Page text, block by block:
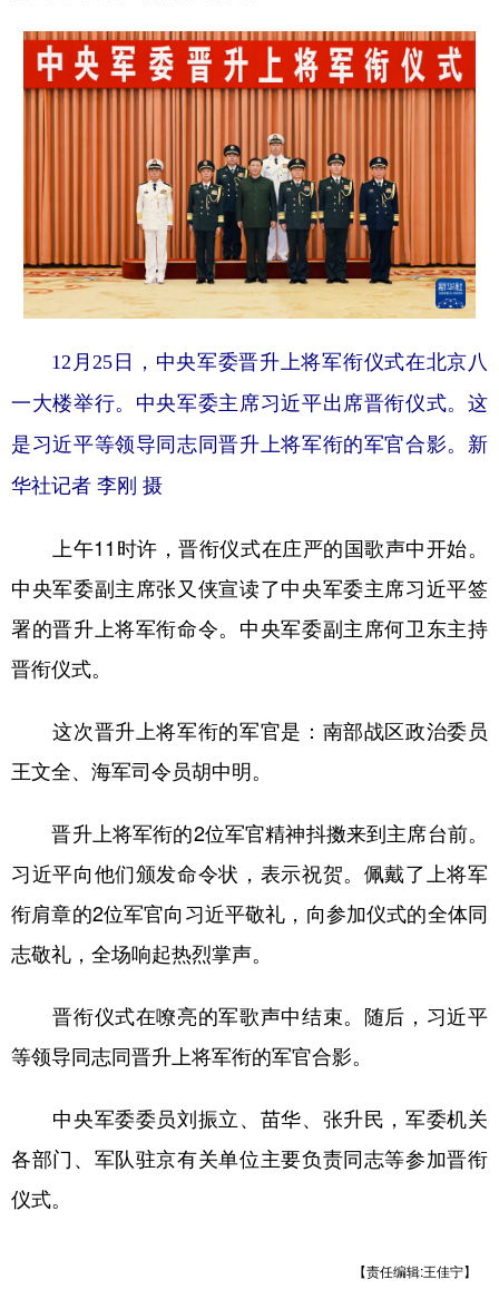
文化产业
天津 河北
吉林 上海
安徽 福建 江西
河南 湖北 湖南
广东 广西 海南 重庆
四川 贵州 云南 西藏
陕西 甘肃 青海 宁夏
新疆
多语种频道
English Español Français عربى
Русский язык
12月25日，中央军委晋升上将军衔仪式在北京八
一大楼举行。中央军委主席习近平出席晋衔仪式。这
是习近平等领导同志同晋升上将军衔的军官合影。新
华社记者 李刚 摄
上午11时许，晋衔仪式在庄严的国歌声中开始。
中央军委副主席张又侠宣读了中央军委主席习近平签
署的晋升上将军衔命令。中央军委副主席何卫东主持
晋衔仪式。
这次晋升上将军衔的军官是：南部战区政治委员
王文全、海军司令员胡中明。
晋升上将军衔的2位军官精神抖擞来到主席台前。
习近平向他们颁发命令状，表示祝贺。佩戴了上将军
衔肩章的2位军官向习近平敬礼，向参加仪式的全体同
志敬礼，全场响起热烈掌声。
晋衔仪式在嘹亮的军歌声中结束。随后，习近平
等领导同志同晋升上将军衔的军官合影。
中央军委委员刘振立、苗华、张升民，军委机关
各部门、军队驻京有关单位主要负责同志等参加晋衔
仪式。
【责任编辑:王佳宁】